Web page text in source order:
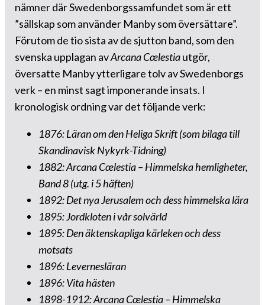
nämner där Swedenborgssamfundet som är ett
”sällskap som använder Manby som översättare”.
Förutom de tio sista av de sjutton band, som den
svenska upplagan avArcana Cœlestiautgör,
översatte Manby ytterligare tolv av Swedenborgs
verk – en minst sagt imponerande insats. I
kronologisk ordning var det följande verk:
1876: Läran om den Heliga Skrift (som bilaga till
Skandinavisk Nykyrk-Tidning)
1882: Arcana Cœlestia – Himmelska hemligheter,
Band 8 (utg. i 5 häften)
1892: Det nya Jerusalem och dess himmelska lära
1895: Jordkloten i vår solvärld
1895: Den äktenskapliga kärleken och dess
motsats
1896: Levernesläran
1896: Vita hästen
1898-1912: Arcana Cœlestia – Himmelska